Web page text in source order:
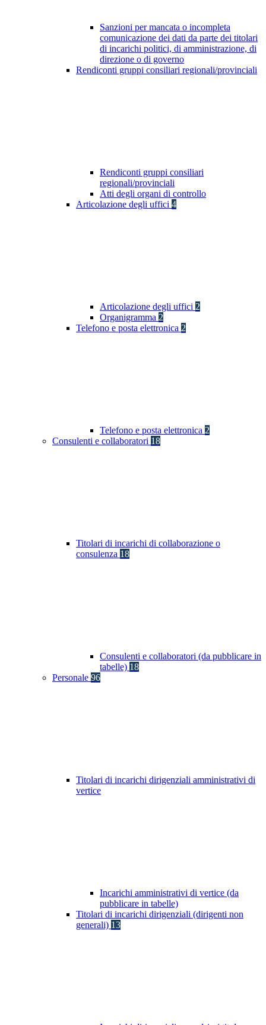
Sanzioni per mancata o incompleta
comunicazione dei dati da parte dei titolari
di incarichi politici, di amministrazione, di
direzione o di governo
Rendiconti gruppi consiliari regionali/provinciali
Rendiconti gruppi consiliari
regionali/provinciali
Atti degli organi di controllo
Articolazione degli uffici 4
Articolazione degli uffici 2
Organigramma 2
Telefono e posta elettronica 2
Telefono e posta elettronica 2
Consulenti e collaboratori 18
Titolari di incarichi di collaborazione o
consulenza 18
Consulenti e collaboratori (da pubblicare in
tabelle) 18
Personale 96
Titolari di incarichi dirigenziali amministrativi di
vertice
Incarichi amministrativi di vertice (da
pubblicare in tabelle)
Titolari di incarichi dirigenziali (dirigenti non
generali) 13